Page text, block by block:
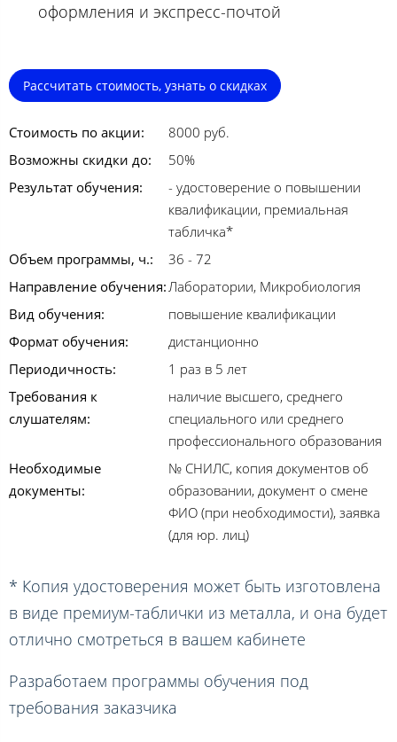
оформления и экспресс-почтой
Рассчитать стоимость, узнать о скидках
Стоимость по акции:
8000 руб.
Возможны скидки до:
50%
Результат обучения:
- удостоверение о повышении
квалификации, премиальная
табличка*
Объем программы, ч.:
36 - 72
Направление обучения:Лаборатории, Микробиология
Вид обучения:
повышение квалификации
Формат обучения:
дистанционно
Периодичность:
1 раз в 5 лет
Требования к
слушателям:
наличие высшего, среднего
специального или среднего
профессионального образования
Необходимые
документы:
№ СНИЛС, копия документов об
образовании, документ о смене
ФИО (при необходимости), заявка
(для юр. лиц)
* Копия удостоверения может быть изготовлена
в виде премиум-таблички из металла, и она будет
отлично смотреться в вашем кабинете
Разработаем программы обучения под
требования заказчика